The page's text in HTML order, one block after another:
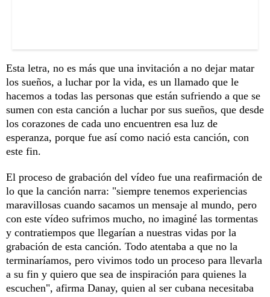
Esta letra, no es más que una invitación a no dejar matar
los sueños, a luchar por la vida, es un llamado que le
hacemos a todas las personas que están sufriendo a que se
sumen con esta canción a luchar por sus sueños, que desde
los corazones de cada uno encuentren esa luz de
esperanza, porque fue así como nació esta canción, con
este fin.
El proceso de grabación del vídeo fue una reafirmación de
lo que la canción narra: "siempre tenemos experiencias
maravillosas cuando sacamos un mensaje al mundo, pero
con este vídeo sufrimos mucho, no imaginé las tormentas
y contratiempos que llegarían a nuestras vidas por la
grabación de esta canción. Todo atentaba a que no la
terminaríamos, pero vivimos todo un proceso para llevarla
a su fin y quiero que sea de inspiración para quienes la
escuchen", afirma Danay, quien al ser cubana necesitaba